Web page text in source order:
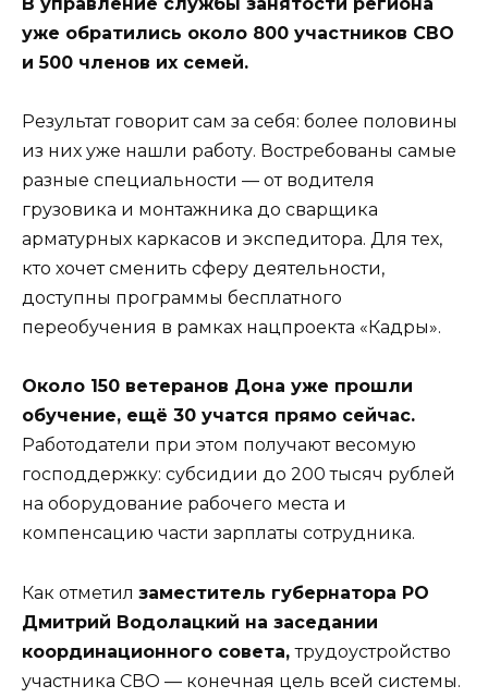
уже обратились около 800 участников СВО
и 500 членов их семей.
Результат говорит сам за себя: более половины
из них уже нашли работу. Востребованы самые
разные специальности — от водителя
грузовика и монтажника до сварщика
арматурных каркасов и экспедитора. Для тех,
кто хочет сменить сферу деятельности,
доступны программы бесплатного
переобучения в рамках нацпроекта «Кадры».
Около 150 ветеранов Дона уже прошли
обучение, ещё 30 учатся прямо сейчас.
Работодатели при этом получают весомую
господдержку: субсидии до 200 тысяч рублей
на оборудование рабочего места и
компенсацию части зарплаты сотрудника.
Как отметил заместитель губернатора РО
Дмитрий Водолацкий на заседании
координационного совета,трудоустройство
участника СВО — конечная цель всей системы.